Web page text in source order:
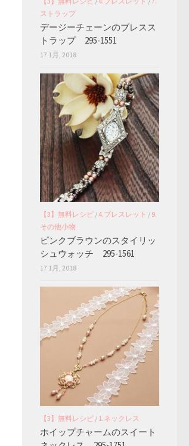
ストラップ
デージーチェーンのブレスス
トラップ 295-1551
17 1月, 2018
【3】無料レシピ /4.ブレスレット / 9.
その他小物
ピンクブラウンのスタイリッ
シュウォッチ 295-1561
17 1月, 2018
【3】無料レシピ / 1.ネックレス
ホイップチャームのスイート